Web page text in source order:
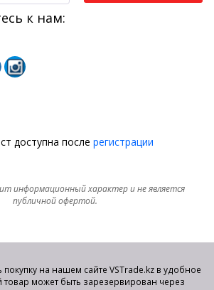
к нам:
доступна после регистрации
информационный характер и не является
публичной офертой.
на нашем сайте VSTrade.kz в удобное
может быть зарезервирован через